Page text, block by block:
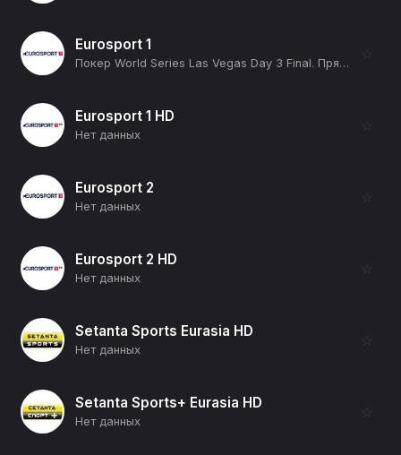
Eurosport 1
Покер World Series Las Vegas Day 3 Final. Прямая трансляция (12+)
☆
Eurosport 1 HD
Нет данных
☆
Eurosport 2
Нет данных
☆
Eurosport 2 HD
Нет данных
☆
Setanta Sports Eurasia HD
Нет данных
☆
Setanta Sports+ Eurasia HD
Нет данных
☆